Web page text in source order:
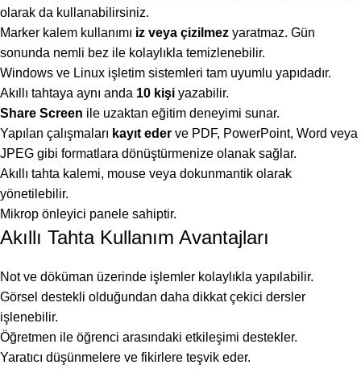
olarak da kullanabilirsiniz.
Marker kalem kullanımı iz veya çizilmez yaratmaz. Gün
sonunda nemli bez ile kolaylıkla temizlenebilir.
Windows ve Linux işletim sistemleri tam uyumlu yapıdadır.
Akıllı tahtaya aynı anda 10 kişi yazabilir.
Share Screen ile uzaktan eğitim deneyimi sunar.
Yapılan çalışmaları kayıt eder ve PDF, PowerPoint, Word veya
JPEG gibi formatlara dönüştürmenize olanak sağlar.
Akıllı tahta kalemi, mouse veya dokunmantik olarak
yönetilebilir.
Mikrop önleyici panele sahiptir.
Akıllı Tahta Kullanım Avantajları
Not ve döküman üzerinde işlemler kolaylıkla yapılabilir.
Görsel destekli olduğundan daha dikkat çekici dersler
işlenebilir.
Öğretmen ile öğrenci arasındaki etkileşimi destekler.
Yaratıcı düşünmelere ve fikirlere teşvik eder.